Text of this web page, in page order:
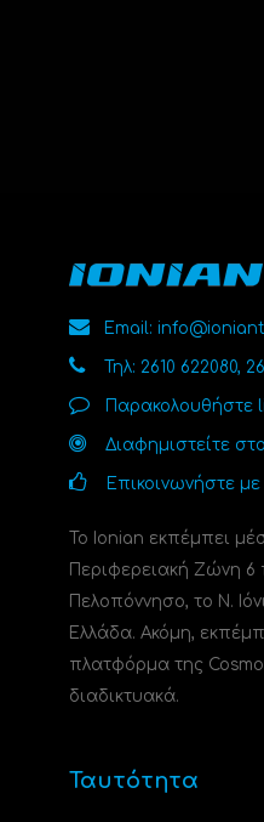
Email:
Τηλ: 2610 622080,
Παρακολουθήστε
Διαφημιστείτε
Επικοινωνήστε
Το Ionian εκπέμπει
Περιφερειακή Ζώνη 6
Πελοπόννησο, το N.
Ελλάδα. Ακόμη,
πλατφόρμα της
διαδικτυακά.
Ταυτότητα